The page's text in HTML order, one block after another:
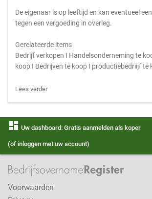
De eigenaar is op leeftijd en kan eventueel
tegen een vergoeding in overleg.
Gerelateerde items
Bedrijf verkopen I Handelsonderneming te
koop I Bedrijven te koop I productiebedriijf te
Lees verder
dashboard Uw dashboard: Gratis aanmelden als koper
(of inloggen met uw account)
Voorwaarden